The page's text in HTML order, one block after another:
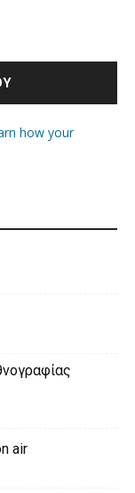
how your
air